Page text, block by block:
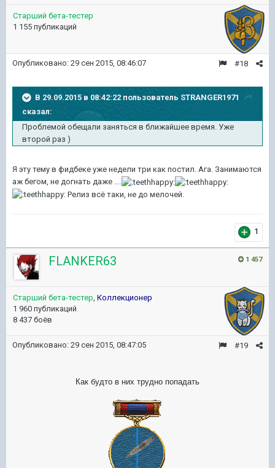
Старший бета-тестер
1 155 публикаций
#18
Опубликовано: 29 сен 2015, 08:46:07
В 29.09.2015 в 08:42:22 пользователь STRANGER1971
сказал:
Проблемой обещали заняться в ближайшее время. Уже
второй раз )
Я эту тему в фидбеке уже недели три как постил. Ага. Занимаются
аж бегом, не догнать даже ....
Релиз всё таки, не до мелочей.
1
1 457
FLANKER63
Старший бета-тестер, Коллекционер
1 960 публикаций
8 437 боёв
#19
Опубликовано: 29 сен 2015, 08:47:05
Как будто в них трудно попадать